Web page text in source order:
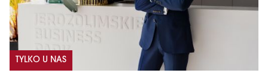
TYLKO U NAS